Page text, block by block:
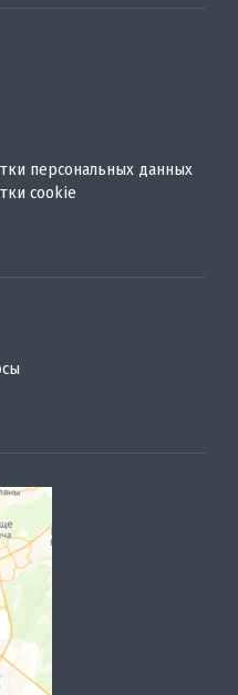
персональных данных
cookie